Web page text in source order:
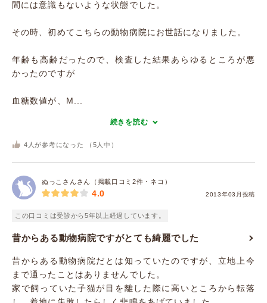
間には意識もないような状態でした。
その時、初めてこちらの動物病院にお世話になりました。
年齢も高齢だったので、検査した結果あらゆるところが悪
かったのですが
血糖数値が、M...
続きを読む
4 人が参考になった （ 5 人中）
ぬっこさんさん（掲載口コミ2件・ネコ）
2013年03月投稿
4.0
この口コミは受診から5年以上経過しています。
昔からある動物病院ですがとても綺麗でした
昔からある動物病院だとは知っていたのですが、立地上今
まで通ったことはありませんでした。
家で飼っていた子猫が目を離した際に高いところから転落